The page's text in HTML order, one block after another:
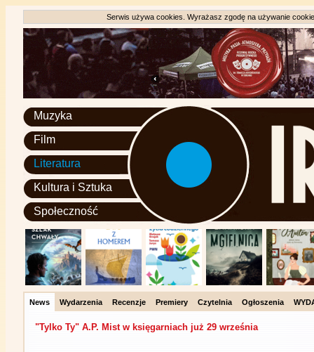
Serwis używa cookies. Wyrażasz zgodę na używanie
Muzyka
Film
Literatura
Kultura i Sztuka
Społeczność
News Wydarzenia Recenzje Premiery Czytelnia Ogłoszenia
"Tylko Ty" A.P. Mist w księgarniach już 29 września